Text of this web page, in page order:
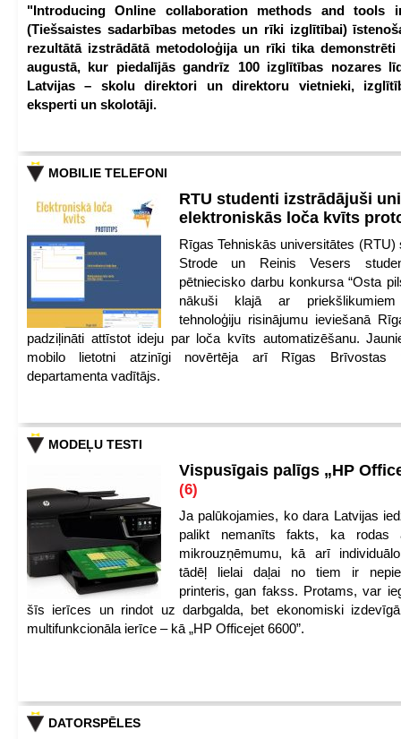
"Introducing Online collaboration methods and tools
(Tiešsaistes sadarbības metodes un rīki izglītībai)
rezultātā izstrādātā metodoloģija un rīki tika demonstrēti
augustā, kur piedalījās gandrīz 100 izglītības nozares
Latvijas – skolu direktori un direktoru vietnieki,
eksperti un skolotāji.
MOBILIE TELEFONI
RTU studenti izstrādājuši
elektroniskās loča kvīts
Rīgas Tehniskās universitātes (RTU)
Strode un Reinis Vesers
pētniecisko darbu konkursa “Osta
nākuši klajā ar priekšlikumiem
tehnoloģiju risinājumu ieviešanā
padziļināti attīstot ideju par loča kvīts automatizēšanu.
mobilo lietotni atzinīgi novērtēja arī Rīgas Brīvostas
departamenta vadītājs.
MODEĻU TESTI
Vispusīgais palīgs „HP
(6)
Ja palūkojamies, ko dara Latvijas
palikt nemanīts fakts, ka rodas
mikrouzņēmumu, kā arī
tādēļ lielai daļai no tiem ir
printeris, gan fakss. Protams, var
šīs ierīces un rindot uz darbgalda, bet ekonomiski
multifunkcionāla ierīce – kā „HP Officejet 6600”.
DATORSPĒLES